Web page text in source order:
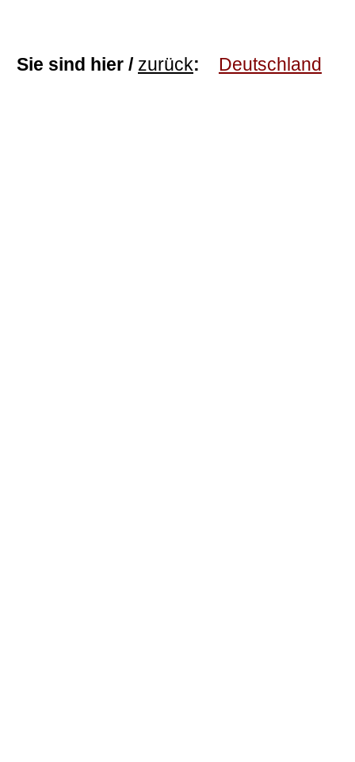
Sie sind hier / zurück: Deutschland